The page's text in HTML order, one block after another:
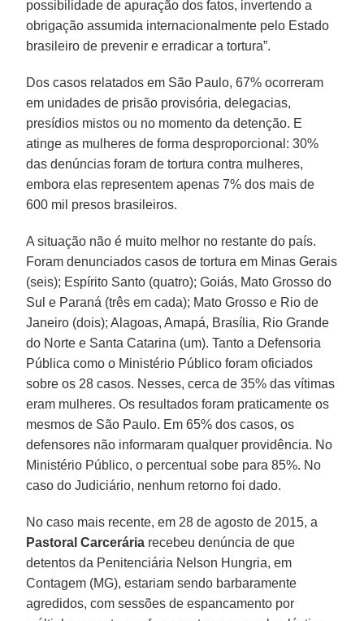
possibilidade de apuração dos fatos, invertendo a
obrigação assumida internacionalmente pelo Estado
brasileiro de prevenir e erradicar a tortura”.
Dos casos relatados em São Paulo, 67% ocorreram
em unidades de prisão provisória, delegacias,
presídios mistos ou no momento da detenção. E
atinge as mulheres de forma desproporcional: 30%
das denúncias foram de tortura contra mulheres,
embora elas representem apenas 7% dos mais de
600 mil presos brasileiros.
A situação não é muito melhor no restante do país.
Foram denunciados casos de tortura em Minas Gerais
(seis); Espírito Santo (quatro); Goiás, Mato Grosso do
Sul e Paraná (três em cada); Mato Grosso e Rio de
Janeiro (dois); Alagoas, Amapá, Brasília, Rio Grande
do Norte e Santa Catarina (um). Tanto a Defensoria
Pública como o Ministério Público foram oficiados
sobre os 28 casos. Nesses, cerca de 35% das vítimas
eram mulheres. Os resultados foram praticamente os
mesmos de São Paulo. Em 65% dos casos, os
defensores não informaram qualquer providência. No
Ministério Público, o percentual sobe para 85%. No
caso do Judiciário, nenhum retorno foi dado.
No caso mais recente, em 28 de agosto de 2015, a
Pastoral Carcerária recebeu denúncia de que
detentos da Penitenciária Nelson Hungria, em
Contagem (MG), estariam sendo barbaramente
agredidos, com sessões de espancamento por